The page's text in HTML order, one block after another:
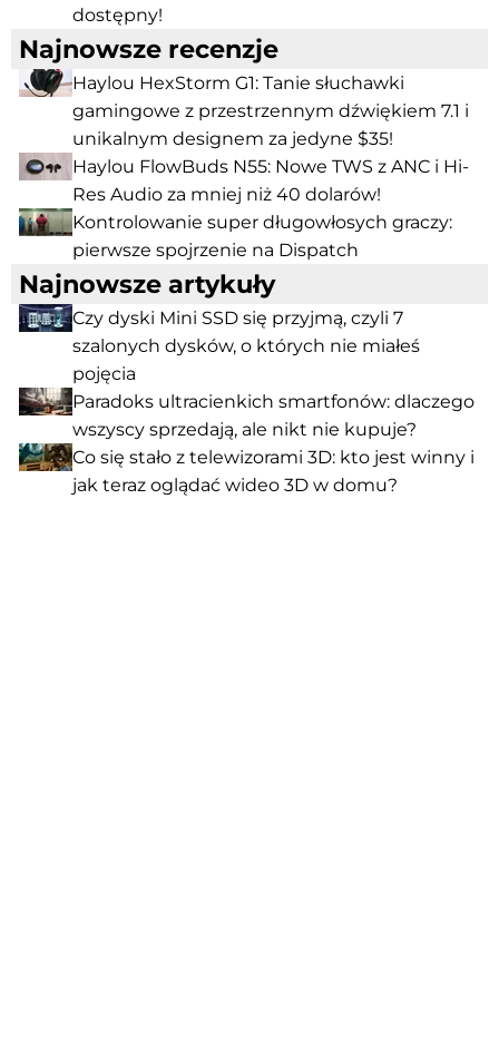
dostępny!
Najnowsze recenzje
Haylou HexStorm G1: Tanie słuchawki
gamingowe z przestrzennym dźwiękiem 7.1 i
unikalnym designem za jedyne $35!
Haylou FlowBuds N55: Nowe TWS z ANC i Hi-
Res Audio za mniej niż 40 dolarów!
Kontrolowanie super długowłosych graczy:
pierwsze spojrzenie na Dispatch
Najnowsze artykuły
Czy dyski Mini SSD się przyjmą, czyli 7
szalonych dysków, o których nie miałeś
pojęcia
Paradoks ultracienkich smartfonów: dlaczego
wszyscy sprzedają, ale nikt nie kupuje?
Co się stało z telewizorami 3D: kto jest winny i
jak teraz oglądać wideo 3D w domu?